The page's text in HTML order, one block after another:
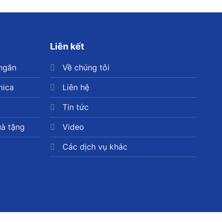
tặng
Liên kết
Về chúng tôi
Liên hệ
Tin tức
Video
Các dịch vụ khác